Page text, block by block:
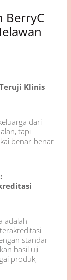
BerryC
Klinis
dari
tapi
benar-benar
adalah
standar
hasil uji
produk,